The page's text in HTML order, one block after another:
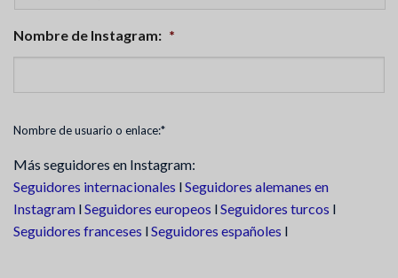
Nombre de Instagram: *
Nombre de usuario o enlace:*
Más seguidores en Instagram:
Seguidores internacionales lSeguidores alemanes en
Instagram lSeguidores europeos lSeguidores turcos l
Seguidores franceses lSeguidores españoles l